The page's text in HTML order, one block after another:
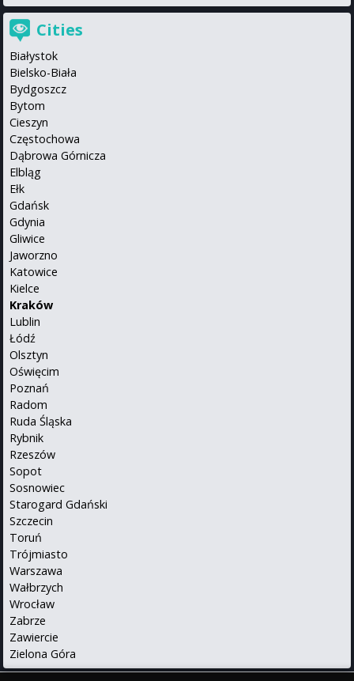
Cities
Białystok
Bielsko-Biała
Bydgoszcz
Bytom
Cieszyn
Częstochowa
Dąbrowa Górnicza
Elbląg
Ełk
Gdańsk
Gdynia
Gliwice
Jaworzno
Katowice
Kielce
Kraków
Lublin
Łódź
Olsztyn
Oświęcim
Poznań
Radom
Ruda Śląska
Rybnik
Rzeszów
Sopot
Sosnowiec
Starogard Gdański
Szczecin
Toruń
Trójmiasto
Warszawa
Wałbrzych
Wrocław
Zabrze
Zawiercie
Zielona Góra